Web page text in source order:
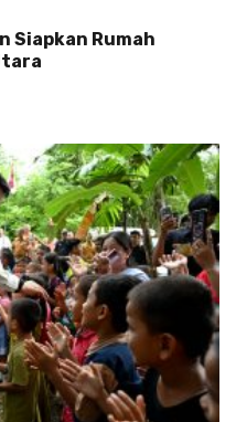
Siapkan Rumah